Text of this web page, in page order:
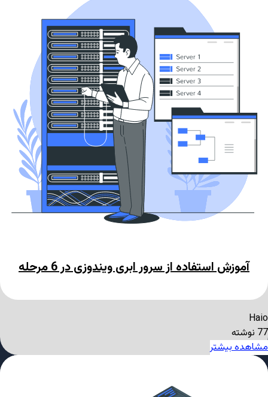
آموزش استفاده از سرور ابری ویندوزی در 6 مرحله
Haio
77 نوشته
مشاهده بیشتر